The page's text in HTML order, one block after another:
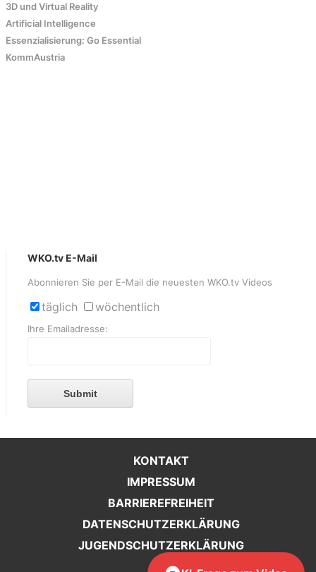
3D und Virtual Reality
Artificial Intelligence
Essenzialisierung: Go Essential
KommAustria
WKO.tv E-Mail
Abonnieren Sie per E-Mail die neuesten WKO.tv Videos
täglich wöchentlich
Ihre Emailadresse:
Submit
KONTAKT
IMPRESSUM
BARRIEREFREIHEIT
DATENSCHUTZERKLÄRUNG
JUGENDSCHUTZERKLÄRUNG